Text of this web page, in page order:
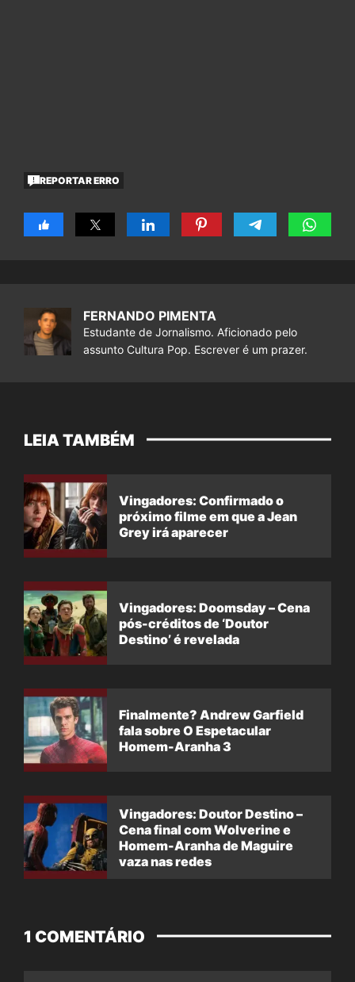
REPORTAR ERRO
FERNANDO PIMENTA
Estudante de Jornalismo. Aficionado pelo
assunto Cultura Pop. Escrever é um prazer.
LEIA TAMBÉM
Vingadores: Confirmado o
próximo filme em que a Jean
Grey irá aparecer
Vingadores: Doomsday – Cena
pós-créditos de ‘Doutor
Destino’ é revelada
Finalmente? Andrew Garfield
fala sobre O Espetacular
Homem-Aranha 3
Vingadores: Doutor Destino –
Cena final com Wolverine e
Homem-Aranha de Maguire
vaza nas redes
1 COMENTÁRIO